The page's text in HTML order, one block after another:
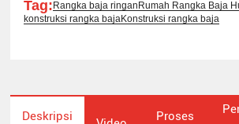
Tag: Rangka baja ringan Rumah Rangka Baja
konstruksi rangka bajaKonstruksi rangka baja
Deskripsi
Proses